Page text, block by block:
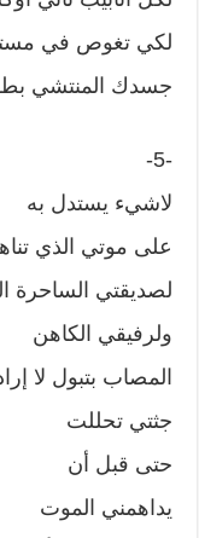
لكي تغوص في
جسدك المنتشي
-5-
لاشيء يستدل به
على موتي الذي
لصديقتي الساحرة
ولرفيقي الكاهن
المصاب بتبول لا
جثتي تحللت
حتى قبل أن
يداهمني الموت